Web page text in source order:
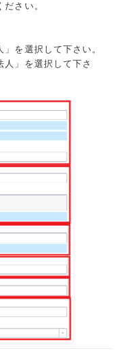
さい。
を選択して下さい。
」を選択して下さ